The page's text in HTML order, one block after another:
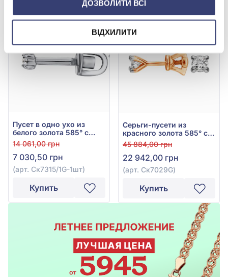
ДОЗВОЛИТИ ВСІ
ВІДХИЛИТИ
-50%
Пусет в одно ухо из
белого золота 585° с
бриллиантом 0,05ct, арт.
Ск7315/1G-1шт
14 061,00 грн
7 030,50 грн
(арт. Ск7315/1G-1шт)
Купить
-50%
Серьги-пусети из
красного золота 585° с
бриллиантом 0,14ct, арт.
Ск7029G
45 884,00 грн
22 942,00 грн
(арт. Ск7029G)
Купить